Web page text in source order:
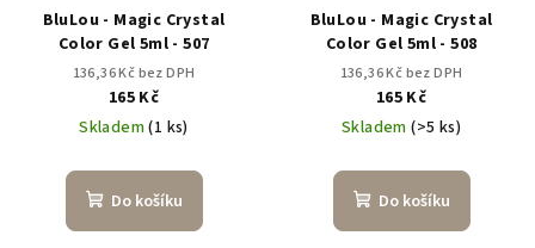
BluLou - Magic Crystal
Color Gel 5ml - 507
136,36 Kč bez DPH
165 Kč
Skladem(1 ks)
Do košíku
BluLou - Magic Crystal
Color Gel 5ml - 508
136,36 Kč bez DPH
165 Kč
Skladem(>5 ks)
Do košíku